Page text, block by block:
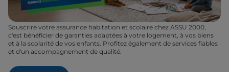
Souscrire votre assurance habitation et scolaire chez ASSU 2000,
c'est bénéficier de garanties adaptées à votre logement, à vos biens
et à la scolarité de vos enfants. Profitez également de services fiables
et d'un accompagnement de qualité.